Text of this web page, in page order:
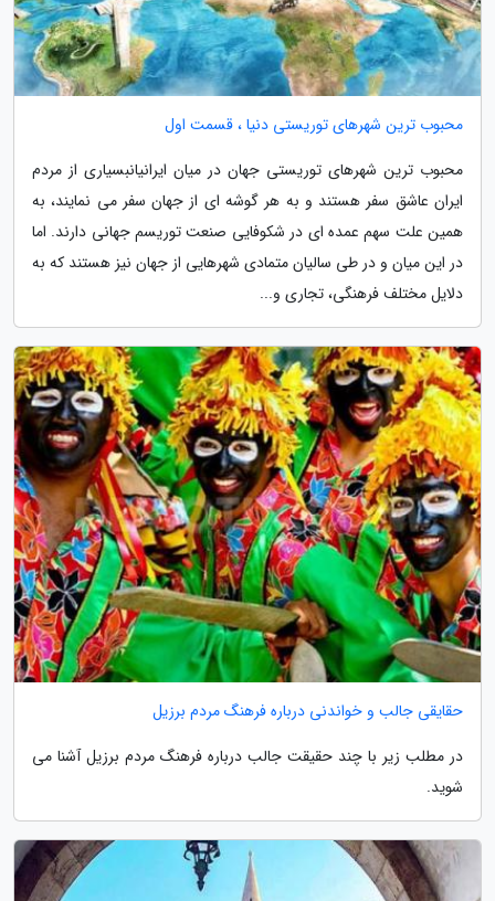
محبوب ترین شهرهای توریستی دنیا ، قسمت اول
محبوب ترین شهرهای توریستی جهان در میان ایرانیانبسیاری از مردم
ایران عاشق سفر هستند و به هر گوشه ای از جهان سفر می نمایند، به
همین علت سهم عمده ای در شکوفایی صنعت توریسم جهانی دارند. اما
در این میان و در طی سالیان متمادی شهرهایی از جهان نیز هستند که به
دلایل مختلف فرهنگی، تجاری و...
حقایقی جالب و خواندنی درباره فرهنگ مردم برزیل
در مطلب زیر با چند حقیقت جالب درباره فرهنگ مردم برزیل آشنا می
شوید.